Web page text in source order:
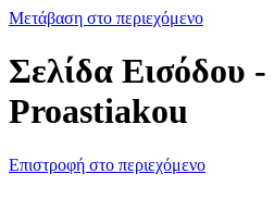
Μετάβαση στο περιεχόμενο
Σελίδα Εισόδου
Proastiakou
Επιστροφή στο περιεχόμενο